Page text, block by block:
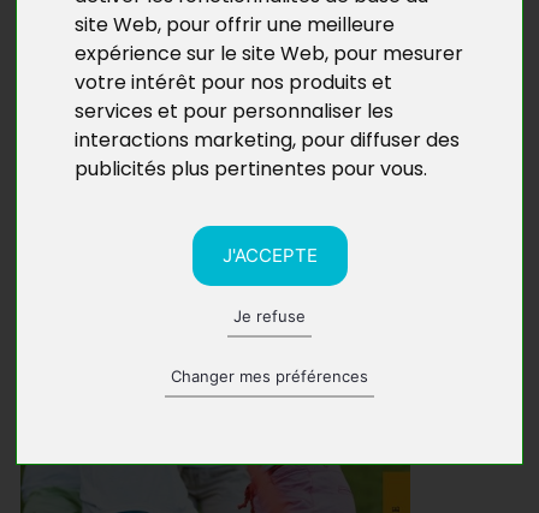
site Web, pour offrir une meilleure
expérience sur le site Web, pour mesurer
votre intérêt pour nos produits et
services et pour personnaliser les
interactions marketing, pour diffuser des
publicités plus pertinentes pour vous.
J'ACCEPTE
Je refuse
Changer mes préférences